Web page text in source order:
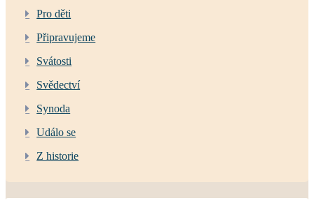
Pro děti
Připravujeme
Svátosti
Svědectví
Synoda
Událo se
Z historie